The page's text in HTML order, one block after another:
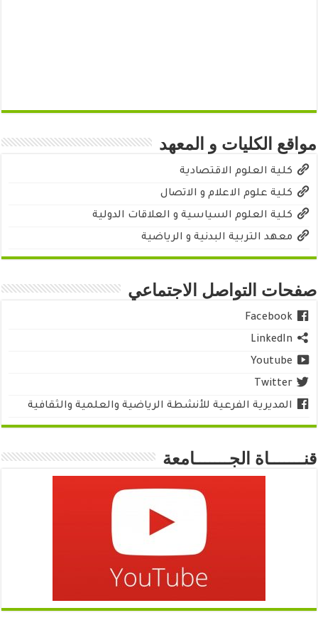
مواقع الكليات و المعهد
كلية العلوم الاقتصادية
كلية علوم الاعلام و الاتصال
كلية العلوم السياسية و العلاقات الدولية
معهد التربية البدنية و الرياضية
صفحات التواصل الاجتماعي
Facebook
LinkedIn
Youtube
Twitter
المديرية الفرعية للأنشطة الرياضية والعلمية والثقافية
قنـــــــاة الجـــــــامعة